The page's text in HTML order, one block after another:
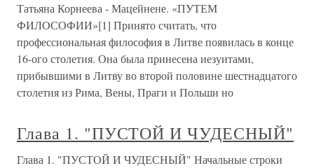
Татьяна Корнеева - Мацейнене. «ПУТЕМ
ФИЛОСОФИИ»[1] Принято считать, что
профессиональная философия в Литве появилась в конце
16-ого столетия. Она была принесена иезуитами,
прибывшими в Литву во второй половине шестнадцатого
столетия из Рима, Вены, Праги и Польши но
Глава 1. "ПУСТОЙ И ЧУДЕСНЫЙ"
Глава 1. "ПУСТОЙ И ЧУДЕСНЫЙ" Начальные строки